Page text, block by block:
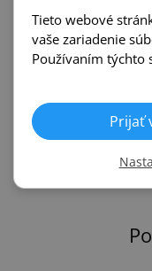
Interiérové
Dre
Posuvné
Dre
Tieto webové
vaše zariadenie
Používaním týchto
Prijať